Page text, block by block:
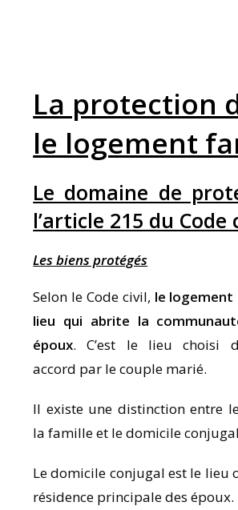
La protection
le logement
Le domaine de
l’article 215 du Code
Les biens protégés
Selon le Code civil, le
lieu qui abrite la
époux. C’est le lieu choisi
accord par le couple marié.
Il existe une distinction entre
la famille et le domicile
Le domicile conjugal est le lieu
résidence principale des époux.